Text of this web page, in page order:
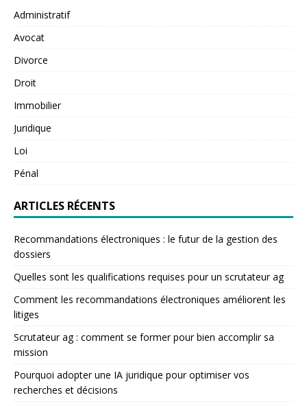
Administratif
Avocat
Divorce
Droit
Immobilier
Juridique
Loi
Pénal
ARTICLES RÉCENTS
Recommandations électroniques : le futur de la gestion des
dossiers
Quelles sont les qualifications requises pour un scrutateur ag
Comment les recommandations électroniques améliorent les
litiges
Scrutateur ag : comment se former pour bien accomplir sa
mission
Pourquoi adopter une IA juridique pour optimiser vos
recherches et décisions